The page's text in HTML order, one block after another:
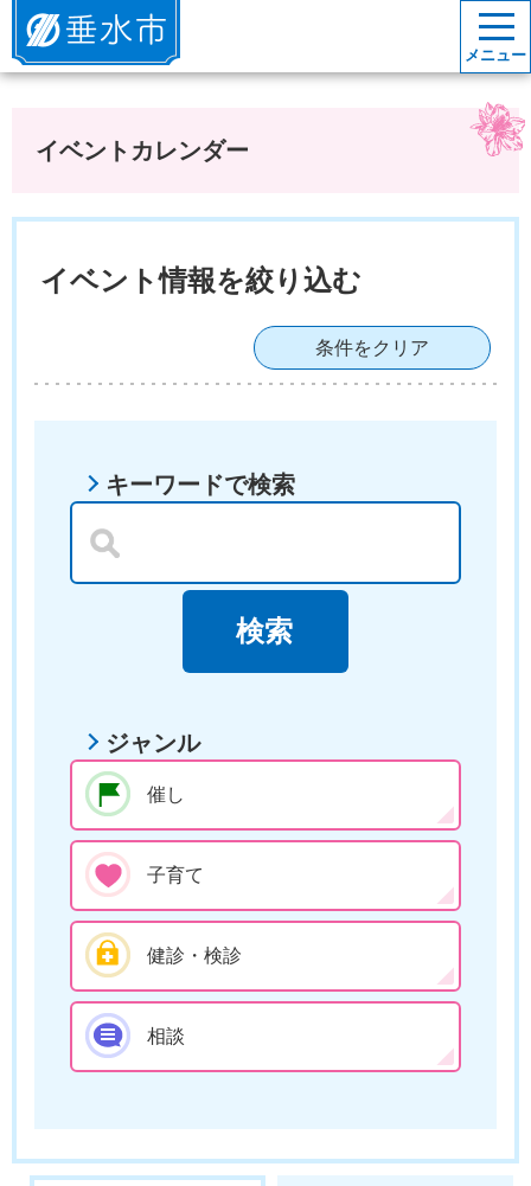
垂水市
メニュー
イベントカレンダー
イベント情報を絞り込む
条件をクリア
キーワードで検索
ジャンル
催し
子育て
健診・検診
相談